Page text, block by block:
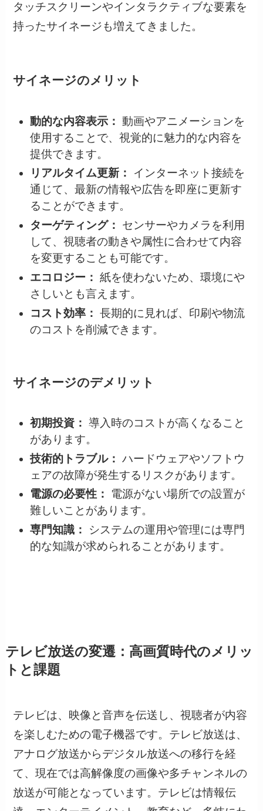
タッチスクリーンやインタラクティブな要素を
持ったサイネージも増えてきました。
サイネージのメリット
動的な内容表示： 動画やアニメーションを
使用することで、視覚的に魅力的な内容を
提供できます。
リアルタイム更新：
インターネット接続を
通じて、最新の情報や広告を即座に更新す
ることができます。
ターゲティング：
センサーやカメラを利用
して、視聴者の動きや属性に合わせて内容
を変更することも可能です。
エコロジー： 紙を使わないため、環境にや
さしいとも言えます。
コスト効率： 長期的に見れば、印刷や物流
のコストを削減できます。
サイネージのデメリット
初期投資： 導入時のコストが高くなること
があります。
技術的トラブル： ハードウェアやソフトウ
ェアの故障が発生するリスクがあります。
電源の必要性：
電源がない場所での設置が
難しいことがあります。
専門知識：
システムの運用や管理には専門
的な知識が求められることがあります。
テレビ放送の変遷：高画質時代のメリッ
トと課題
テレビは、映像と音声を伝送し、視聴者が内容
を楽しむための電子機器です。テレビ放送は、
アナログ放送からデジタル放送への移行を経
て、現在では高解像度の画像や多チャンネルの
放送が可能となっています。テレビは情報伝